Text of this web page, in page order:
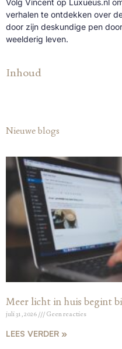
verhalen te ontdekken over
door zijn deskundige pen
weelderig leven.
Inhoud
Nieuwe blogs
Meer licht in huis begint
juli 31, 2026 Geen reacties
LEES VERDER »